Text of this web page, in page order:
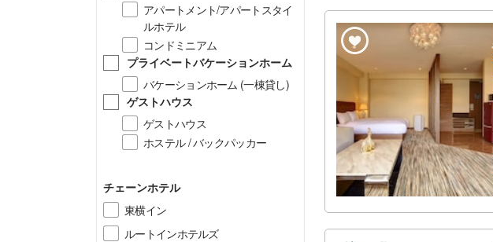
アパートメント/アパートスタイ
ルホテル
コンドミニアム
プライベートバケーションホーム
バケーションホーム (一棟貸し)
ゲストハウス
ゲストハウス
ホステル / バックパッカー
チェーンホテル
東横イン
ルートインホテルズ